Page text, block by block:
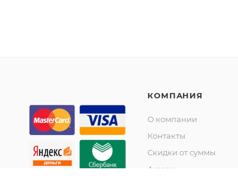
КОМПАНИЯ
О компании
Контакты
Скидки от суммы
Акции